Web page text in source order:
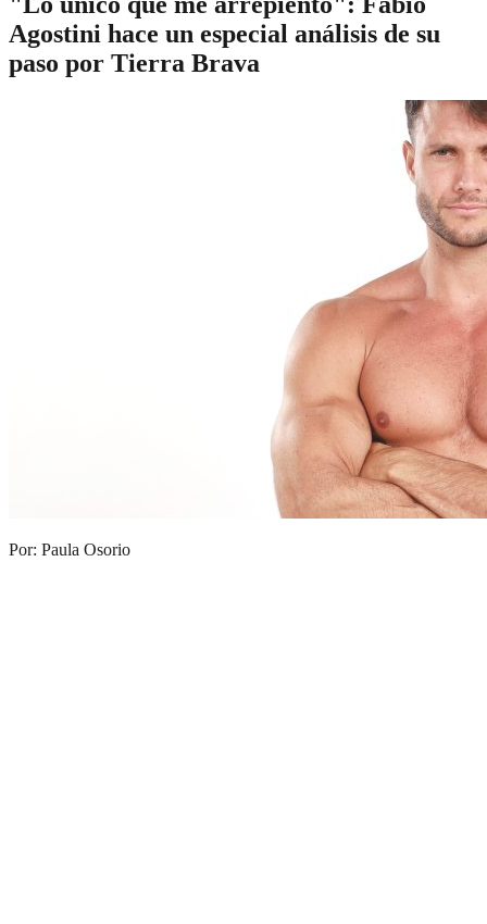
Agostini hace un especial análisis de su
paso por Tierra Brava
Por: Paula Osorio